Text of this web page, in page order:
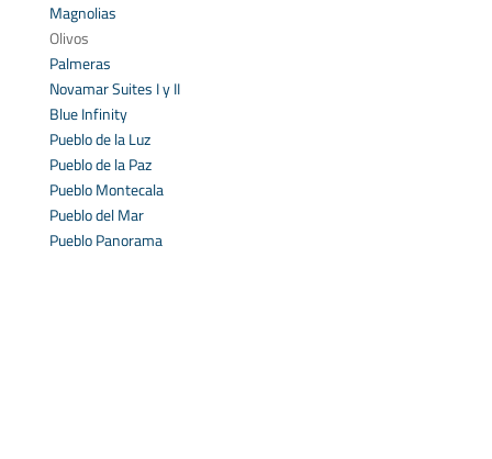
Magnolias
Olivos
Palmeras
Novamar Suites I y II
Blue Infinity
Pueblo de la Luz
Pueblo de la Paz
Pueblo Montecala
Pueblo del Mar
Pueblo Panorama